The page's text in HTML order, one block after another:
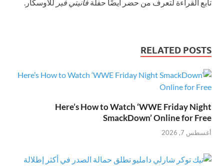
تابع القراءة لتعرف من حضر أيضًا حفلة فانيتي فير للأوسكار.
RELATED POSTS
Here’s How to Watch ‘WWE Friday Night
SmackDown’ Online for Free
أغسطس 7, 2026